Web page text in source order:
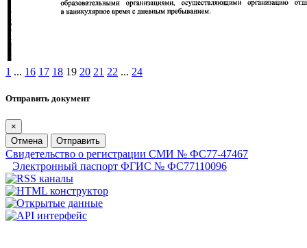
1 ... 16 17 18 19 20 21 22 ... 24
Отправить документ
×
Отмена
Отправить
Свидетельство о регистрации СМИ № ФС77-47467
Электронный паспорт ФГИС № ФС77110096